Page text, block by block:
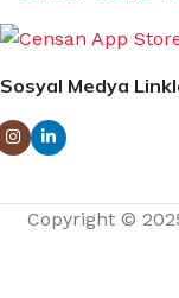
Sosyal Medya
Copyright ©